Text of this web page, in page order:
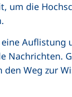
um die
Nachrichten.
Weg zur